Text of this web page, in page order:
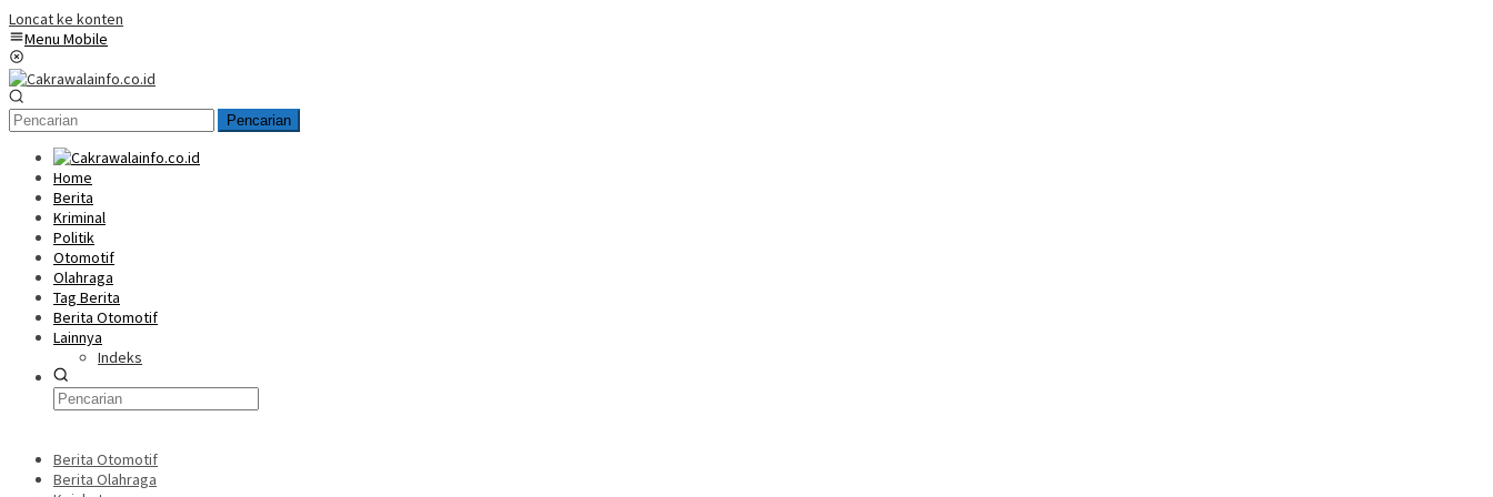
Loncat ke konten
Menu Mobile
Pencarian
Home
Berita
Kriminal
Politik
Otomotif
Olahraga
Tag Berita
Berita Otomotif
Lainnya
Indeks
Berita Otomotif
Berita Olahraga